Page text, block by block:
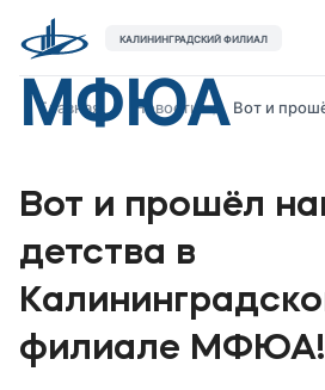
МФЮА
КАЛИНИНГРАДСКИЙ ФИЛИАЛ
Об университете
Абитуриенту
Наука
Главная Новости Вот и прошёл наш День
Вот и прошёл
детства в
филиале МФЮА!